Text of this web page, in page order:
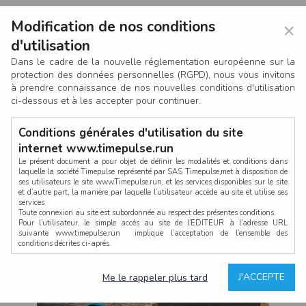
CONNEXION
×
Modification de nos conditions
d'utilisation
Dans le cadre de la nouvelle réglementation européenne sur la
protection des données personnelles (RGPD), nous vous invitons
à prendre connaissance de nos nouvelles conditions d'utilisation
ci-dessous et à les accepter pour continuer.
Conditions générales d'utilisation du site
internet www.timepulse.run
Le présent document a pour objet de définir les modalités et conditions dans
laquelle la société Timepulse représenté par SAS Timepulse,met à disposition de
ses utilisateurs le site www.Timepulse.run, et les services disponibles sur le site
et d’autre part, la manière par laquelle l’utilisateur accède au site et utilise ses
services.
Toute connexion au site est subordonnée au respect des présentes conditions.
Pour l’utilisateur, le simple accès au site de l’EDITEUR à l’adresse URL
suivante www.timepulse.run implique l’acceptation de l’ensemble des
conditions décrites ci-après.
La structure générale du site www.timepulse.run, par quelque procédé que ce
soit, sans l'autorisation préalable et par écrit de Fourcherot Mickael et/ou de ses
J'ACCEPTE
Me le rappeler plus tard